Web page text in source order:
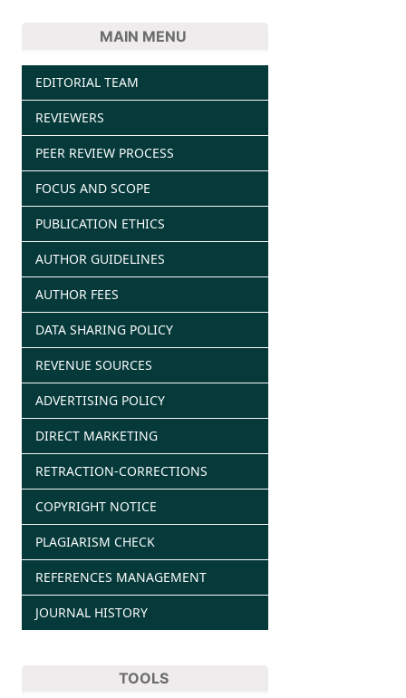
MAIN MENU
EDITORIAL TEAM
REVIEWERS
PEER REVIEW PROCESS
FOCUS AND SCOPE
PUBLICATION ETHICS
AUTHOR GUIDELINES
AUTHOR FEES
DATA SHARING POLICY
REVENUE SOURCES
ADVERTISING POLICY
DIRECT MARKETING
RETRACTION-CORRECTIONS
COPYRIGHT NOTICE
PLAGIARISM CHECK
REFERENCES MANAGEMENT
JOURNAL HISTORY
TOOLS